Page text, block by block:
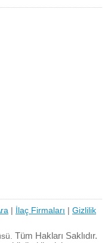
| İlaç Firmaları | Gizlilik
Tüm Hakları Saklıdır.